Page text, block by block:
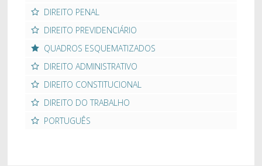
DIREITO PENAL
DIREITO PREVIDENCIÁRIO
QUADROS ESQUEMATIZADOS
DIREITO ADMINISTRATIVO
DIREITO CONSTITUCIONAL
DIREITO DO TRABALHO
PORTUGUÊS